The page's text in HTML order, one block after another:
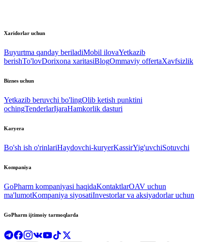
Xaridorlar uchun
Buyurtma qanday beriladiMobil ilovaYetkazib
berishTo'lovDorixona xaritasiBlogOmmaviy offertaXavfsizlik
Biznes uchun
Yetkazib beruvchi bo'lingOlib ketish punktini
ochingTenderlarIjaraHamkorlik dasturi
Karyera
Bo'sh ish o'rinlariHaydovchi-kuryerKassirYig'uvchiSotuvchi
Kompaniya
GoPharm kompaniyasi haqidaKontaktlarOAV uchun
ma'lumotKompaniya siyosatiInvestorlar va aksiyadorlar uchun
GoPharm ijtimoiy tarmoqlarda